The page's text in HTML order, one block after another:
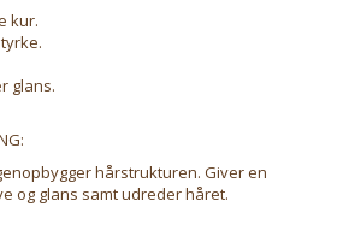
kur.
glans.
hårstrukturen. Giver en
og glans samt udreder håret.